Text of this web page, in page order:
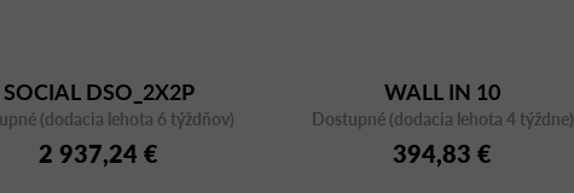
SOCIAL DSO_2X2P
(dodacia lehota 6 týždňov)
2 937,24 €
WALL IN 10
Dostupné (dodacia lehota 4 týždne)
394,83 €